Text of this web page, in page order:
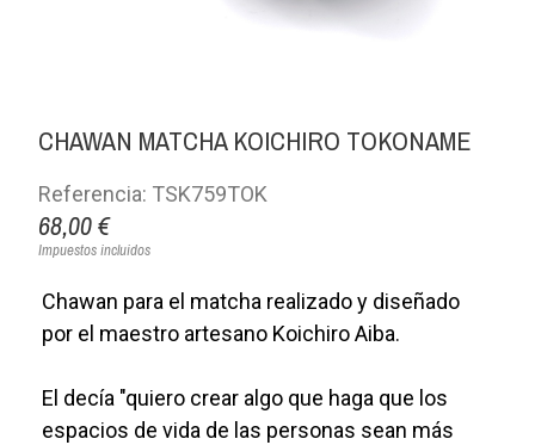
CHAWAN MATCHA KOICHIRO TOKONAME
Referencia: TSK759TOK
68,00 €
Impuestos incluidos
Chawan para el matcha realizado y diseñado
por el maestro artesano Koichiro Aiba.
El decía "quiero crear algo que haga que los
espacios de vida de las personas sean más